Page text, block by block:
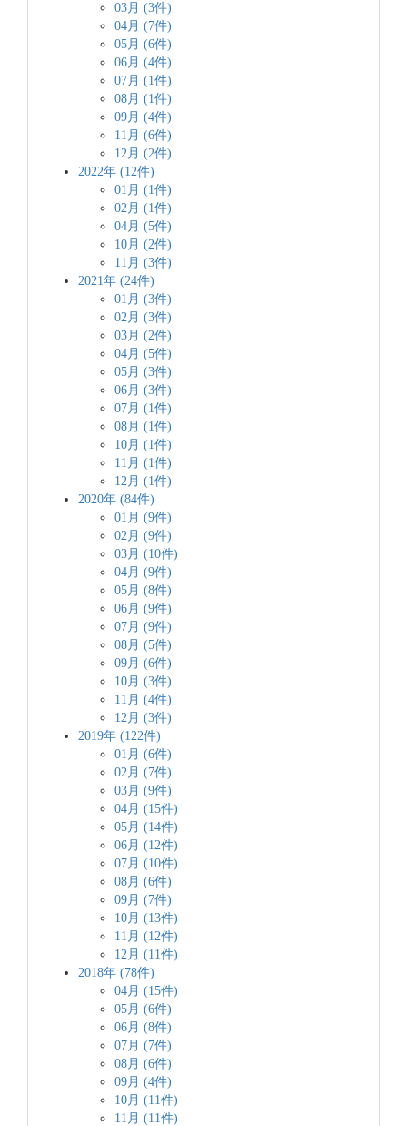
03月 (3件)
04月 (7件)
05月 (6件)
06月 (4件)
07月 (1件)
08月 (1件)
09月 (4件)
11月 (6件)
12月 (2件)
2022年 (12件)
01月 (1件)
02月 (1件)
04月 (5件)
10月 (2件)
11月 (3件)
2021年 (24件)
01月 (3件)
02月 (3件)
03月 (2件)
04月 (5件)
05月 (3件)
06月 (3件)
07月 (1件)
08月 (1件)
10月 (1件)
11月 (1件)
12月 (1件)
2020年 (84件)
01月 (9件)
02月 (9件)
03月 (10件)
04月 (9件)
05月 (8件)
06月 (9件)
07月 (9件)
08月 (5件)
09月 (6件)
10月 (3件)
11月 (4件)
12月 (3件)
2019年 (122件)
01月 (6件)
02月 (7件)
03月 (9件)
04月 (15件)
05月 (14件)
06月 (12件)
07月 (10件)
08月 (6件)
09月 (7件)
10月 (13件)
11月 (12件)
12月 (11件)
2018年 (78件)
04月 (15件)
05月 (6件)
06月 (8件)
07月 (7件)
08月 (6件)
09月 (4件)
10月 (11件)
11月 (11件)